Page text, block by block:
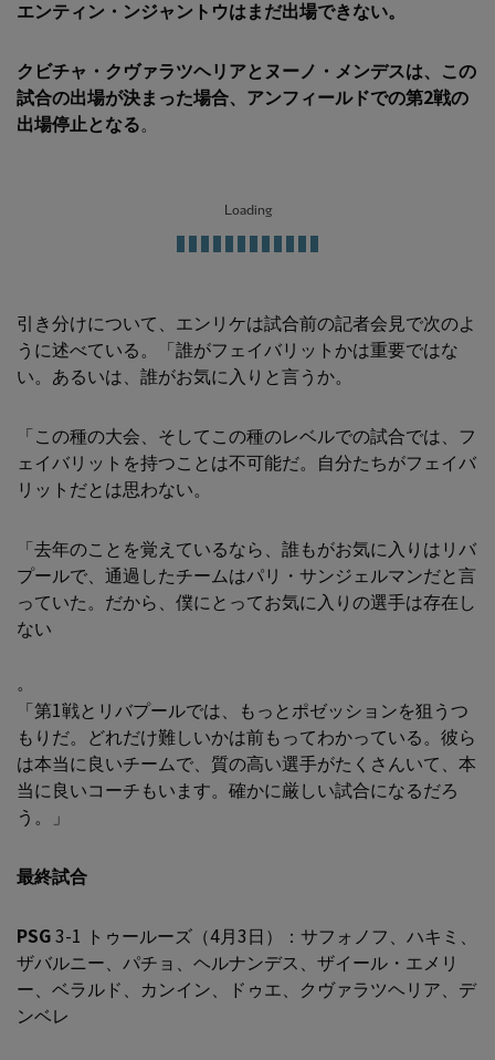
エンティン・ンジャントウはまだ出場できない。
クビチャ・クヴァラツヘリアとヌーノ・メンデスは、この
試合の出場が決まった場合、アンフィールドでの第2戦の
出場停止となる。
Loading
引き分けについて、エンリケは試合前の記者会見で次のよ
うに述べている。「誰がフェイバリットかは重要ではな
い。あるいは、誰がお気に入りと言うか。
「この種の大会、そしてこの種のレベルでの試合では、フ
ェイバリットを持つことは不可能だ。自分たちがフェイバ
リットだとは思わない。
「去年のことを覚えているなら、誰もがお気に入りはリバ
プールで、通過したチームはパリ・サンジェルマンだと言
っていた。だから、僕にとってお気に入りの選手は存在し
ない
。
「第1戦とリバプールでは、もっとポゼッションを狙うつ
もりだ。どれだけ難しいかは前もってわかっている。彼ら
は本当に良いチームで、質の高い選手がたくさんいて、本
当に良いコーチもいます。確かに厳しい試合になるだろ
う。」
最終試合
PSG3-1 トゥールーズ（4月3日）：サフォノフ、ハキミ、
ザバルニー、パチョ、ヘルナンデス、ザイール・エメリ
ー、ベラルド、カンイン、ドゥエ、クヴァラツヘリア、デ
ンベレ